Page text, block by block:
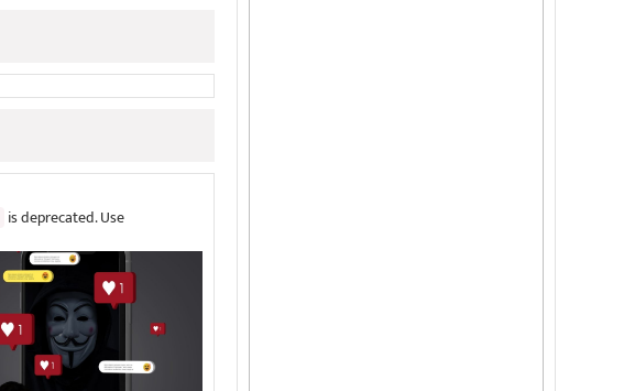
is deprecated. Use